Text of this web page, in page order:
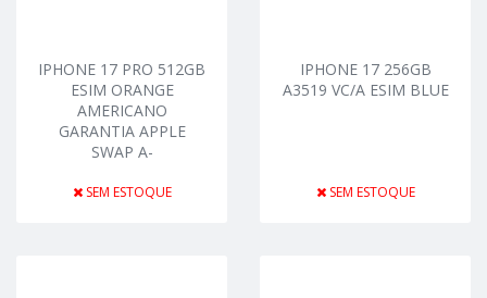
IPHONE 17 PRO 512GB
ESIM ORANGE
AMERICANO
GARANTIA APPLE
SWAP A-
SEM ESTOQUE
IPHONE 17 256GB
A3519 VC/A ESIM BLUE
SEM ESTOQUE